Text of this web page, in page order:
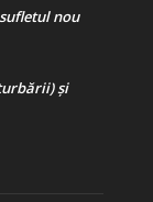
nou
şi